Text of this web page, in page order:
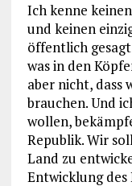
Ich kenne
und keinen
öffentlich
was in den
aber nicht, dass
brauchen. Und
wollen,
Republik. Wir
Land zu
Entwicklung des